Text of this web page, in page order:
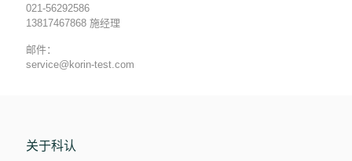
021-56292586
13817467868 施经理
邮件：
service@korin-test.com
关于科认